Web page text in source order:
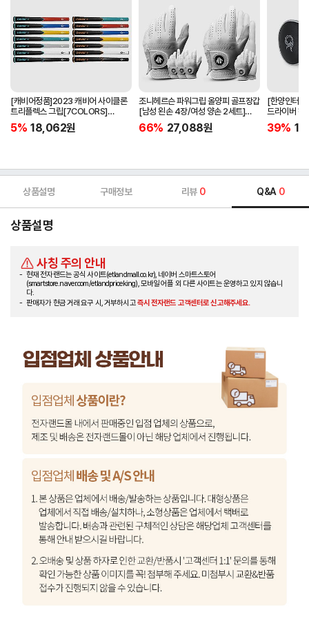
[캐비어정품]2023 캐비어 사이클론
트리플렉스 그립[7COLORS]
[라운드][39g/42g/46g/50g]
[R/S 토크]
5% 18,062원
조니헤르슨 파워그립 올양피 골프장갑
[남성 왼손 4장/여성 양손 2세트]
[화이트][케이스포함]
66% 27,088원
[한양인터
드라이버 헤
[HD-302]
39%
상품설명 구매정보 리뷰 0 Q&A 0
상품설명
사칭 주의 안내
현재 전자랜드는 공식 사이트(etlandmall.co.kr), 네이버 스마트스토어
(smartstore.naver.com/etlandpriceking), 모바일 어플 외 다른 사이트는 운영하고 있지 않습니
다.
판매자가 현금 거래 요구 시, 거부하시고즉시 전자랜드 고객센터로 신고해주세요.